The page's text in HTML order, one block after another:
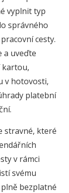
vyplnit typ
správného
cesty.
a uveďte
kartou,
v hotovosti,
platební
stravné, které
v rámci
svému
bezplatné